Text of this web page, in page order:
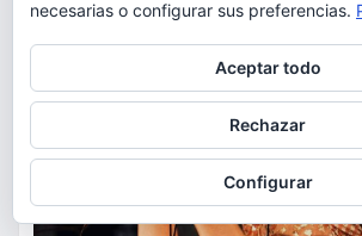
necesarias o configurar sus preferencias.
Aceptar todo
Rechazar
Configurar
Para obtener más información, incluido cómo